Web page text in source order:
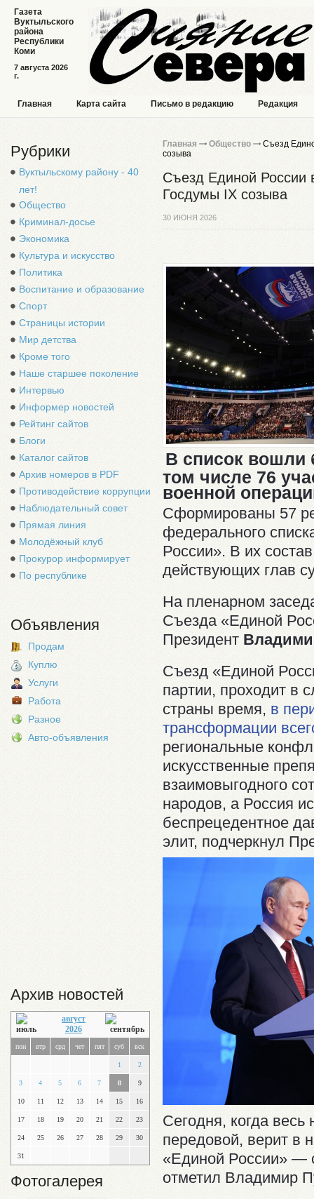
7 августа 2026
г.
Газета
Вуктыльского
района
Республики
Коми
Главная Карта сайта Письмо в редакцию Редакция
Рубрики
Вуктыльскому району - 40
лет!
Общество
Криминал-досье
Экономика
Культура и искусство
Политика
Воспитание и образование
Спорт
Страницы истории
Мир детства
Кроме того
Наше старшее поколение
Интервью
Информер новостей
Рейтинг сайтов
Блоги
Каталог сайтов
Архив номеров в PDF
Противодействие коррупции
Наблюдательный совет
Прямая линия
Молодёжный клуб
Прокурор информирует
По республике
Объявления
Продам
Куплю
Услуги
Работа
Разное
Авто-объявления
Архив новостей
август
2026
пон втр срд чет пят суб вск
1 2
3 4 5 6 7 8 9
10 11 12 13 14 15 16
17 18 19 20 21 22 23
24 25 26 27 28 29 30
31
Фотогалерея
Главная Общество
Съезд
созыва
Съезд Единой России
Госдумы IX созыва
30 ИЮНЯ 2026
В список вошли
том числе 76
военной
Сформированы 57
федерального
России». В их
действующих глав
На пленарном
Съезда «Единой
Президент
Съезд «Единой
партии, проходит в
страны время, в
трансформации
региональные
искусственные
взаимовыгодного
народов, а Россия
беспрецедентное
элит, подчеркнул
Сегодня, когда
передовой, верит в
«Единой России» —
отметил Владимир